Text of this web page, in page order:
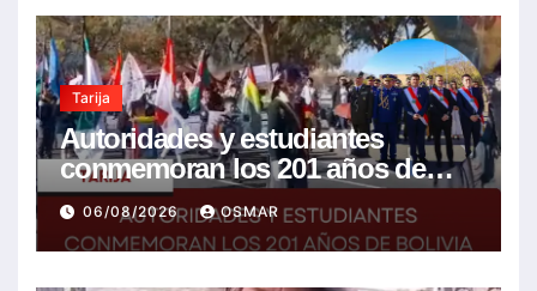
Tarija
Autoridades y estudiantes
conmemoran los 201 años de
Bolivia con la esperanza de un
mejor futuro
06/08/2026 OSMAR